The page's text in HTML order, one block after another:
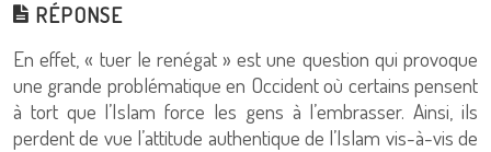
RÉPONSE
En effet, « tuer le renégat » est une question qui provoque
une grande problématique en Occident où certains pensent
à tort que l’Islam force les gens à l’embrasser. Ainsi, ils
perdent de vue l’attitude authentique de l’Islam vis-à-vis de